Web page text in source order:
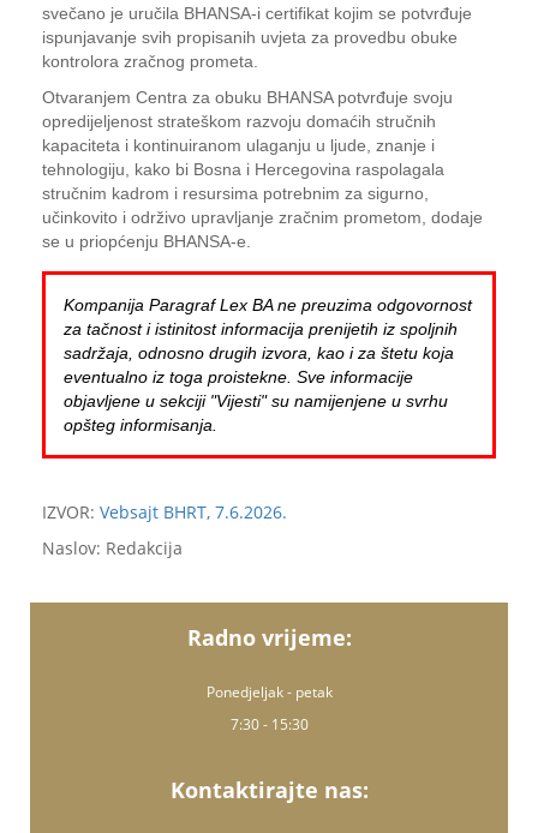
svečano je uručila BHANSA-i certifikat kojim se potvrđuje
ispunjavanje svih propisanih uvjeta za provedbu obuke
kontrolora zračnog prometa.
Otvaranjem Centra za obuku BHANSA potvrđuje svoju
opredijeljenost strateškom razvoju domaćih stručnih
kapaciteta i kontinuiranom ulaganju u ljude, znanje i
tehnologiju, kako bi Bosna i Hercegovina raspolagala
stručnim kadrom i resursima potrebnim za sigurno,
učinkovito i održivo upravljanje zračnim prometom, dodaje
se u priopćenju BHANSA-e.
Kompanija Paragraf Lex BA ne preuzima odgovornost
za tačnost i istinitost informacija prenijetih iz spoljnih
sadržaja, odnosno drugih izvora, kao i za štetu koja
eventualno iz toga proistekne. Sve informacije
objavljene u sekciji "Vijesti" su namijenjene u svrhu
opšteg informisanja.
IZVOR: Vebsajt BHRT, 7.6.2026.
Naslov: Redakcija
Radno vrijeme:
Ponedjeljak - petak
7:30 - 15:30
Kontaktirajte nas: